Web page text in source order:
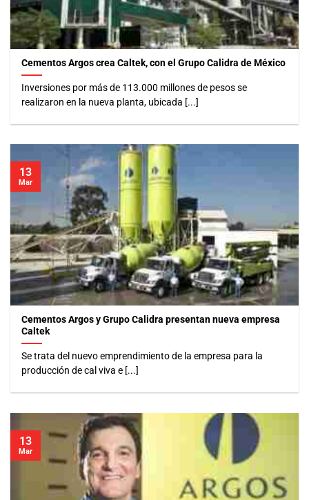
Cementos Argos crea Caltek, con el Grupo Calidra de México
Inversiones por más de 113.000 millones de pesos se
realizaron en la nueva planta, ubicada [...]
Cementos Argos y Grupo Calidra presentan nueva empresa
Caltek
Se trata del nuevo emprendimiento de la empresa para la
producción de cal viva e [...]
13
Mar
13
Mar